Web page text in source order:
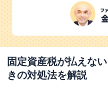
固定資産税が払えな
きの対処法を解説